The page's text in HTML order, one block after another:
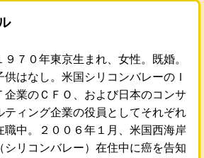
９７０年東京生まれ、女性。既婚。
供はなし。米国シリコンバレーのＩ
企業のＣＦＯ、および日本のコンサ
ティング企業の役員としてそれぞれ
職中。２００６年１月、米国西海岸
（シリコンバレー）在住中に癌を告知